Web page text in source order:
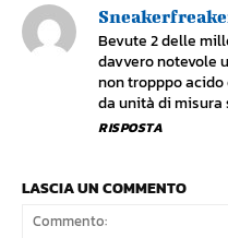
Bevute 2 delle
davvero notevole
non tropppo
da unità di misura
RISPOSTA
LASCIA UN COMMENTO